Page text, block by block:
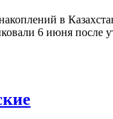
в
6 июня